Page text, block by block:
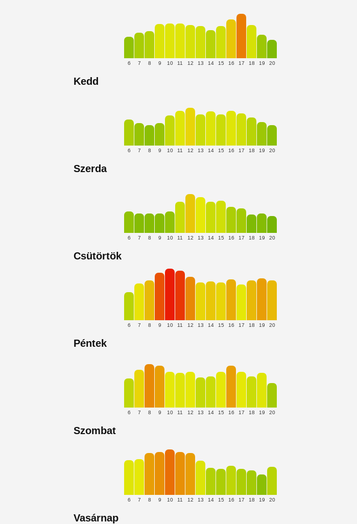
6 7 8 9 10 11 12 13 14 15 16 17 18 19 20
Kedd
6 7 8 9 10 11 12 13 14 15 16 17 18 19 20
Szerda
6 7 8 9 10 11 12 13 14 15 16 17 18 19 20
Csütörtök
6 7 8 9 10 11 12 13 14 15 16 17 18 19 20
Péntek
6 7 8 9 10 11 12 13 14 15 16 17 18 19 20
Szombat
6 7 8 9 10 11 12 13 14 15 16 17 18 19 20
Vasárnap